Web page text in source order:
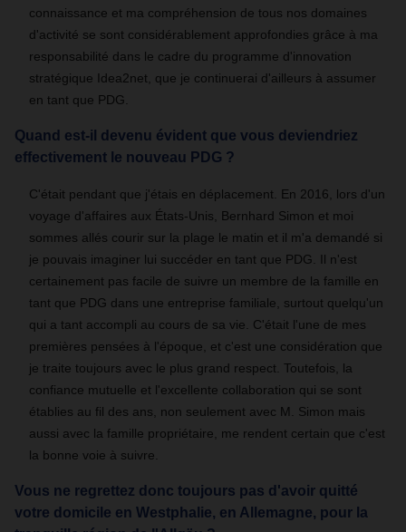
connaissance et ma compréhension de tous nos domaines
d'activité se sont considérablement approfondies grâce à ma
responsabilité dans le cadre du programme d'innovation
stratégique Idea2net, que je continuerai d'ailleurs à assumer
en tant que PDG.
Quand est-il devenu évident que vous deviendriez
effectivement le nouveau PDG ?
C'était pendant que j'étais en déplacement. En 2016, lors d'un
voyage d'affaires aux États-Unis, Bernhard Simon et moi
sommes allés courir sur la plage le matin et il m'a demandé si
je pouvais imaginer lui succéder en tant que PDG. Il n'est
certainement pas facile de suivre un membre de la famille en
tant que PDG dans une entreprise familiale, surtout quelqu'un
qui a tant accompli au cours de sa vie. C'était l'une de mes
premières pensées à l'époque, et c'est une considération que
je traite toujours avec le plus grand respect. Toutefois, la
confiance mutuelle et l'excellente collaboration qui se sont
établies au fil des ans, non seulement avec M. Simon mais
aussi avec la famille propriétaire, me rendent certain que c'est
la bonne voie à suivre.
Vous ne regrettez donc toujours pas d'avoir quitté
votre domicile en Westphalie, en Allemagne, pour la